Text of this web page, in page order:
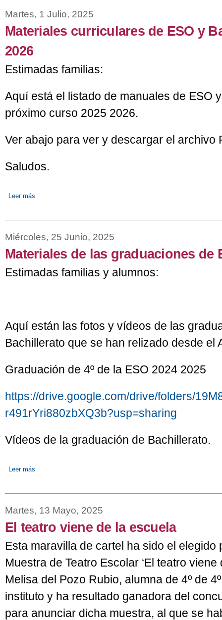
Martes, 1 Julio, 2025
Materiales curriculares de ESO y
2026
Estimadas familias:
Aquí está el listado de manuales de ESO
próximo curso 2025 2026.
Ver abajo para ver y descargar el archivo
Saludos.
Leer más
Miércoles, 25 Junio, 2025
Materiales de las graduaciones de
Estimadas familias y alumnos:
Aquí están las fotos y vídeos de las
Bachillerato que se han relizado desde el
Graduación de 4º de la ESO 2024 2025
https://drive.google.com/drive/folders/
r491rYri880zbXQ3b?usp=sharing
Vídeos de la graduación de Bachillerato.
Leer más
Martes, 13 Mayo, 2025
El teatro viene de la escuela
Esta maravilla de cartel ha sido el elegido
Muestra de Teatro Escolar ‘El teatro
Melisa del Pozo Rubio, alumna de 4º de
instituto y ha resultado ganadora del
para anunciar dicha muestra, al que se